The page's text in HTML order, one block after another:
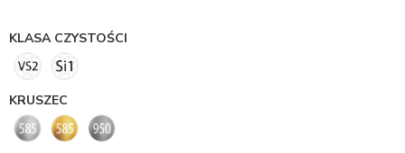
KLASA CZYSTOŚCI
KRUSZEC